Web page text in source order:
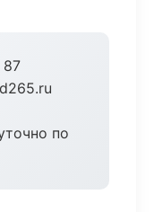
87
по